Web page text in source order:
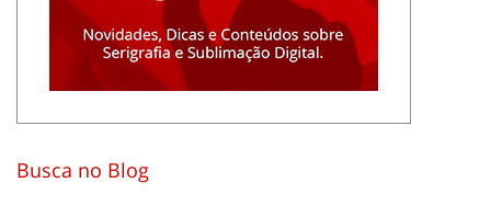
Busca no Blog